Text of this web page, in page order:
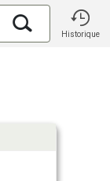
Historique